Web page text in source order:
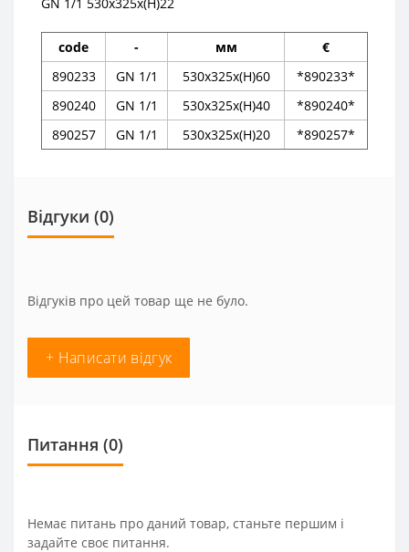
code - мм
€
890233
GN 1/1 530x325x(H)60
*890233*
890240
GN 1/1 530x325x(H)40
*890240*
890257
GN 1/1 530x325x(H)20 *890257*
Відгуки (0)
Відгуків про цей товар ще не було.
+ Написати відгук
Питання (0)
Немає питань про даний товар, станьте першим і
задайте своє питання.